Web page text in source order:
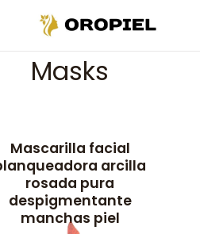
Trademarks Oriflame
Masks
Mascarilla facial
arcilla
rosada pura
despigmentante
manchas piel